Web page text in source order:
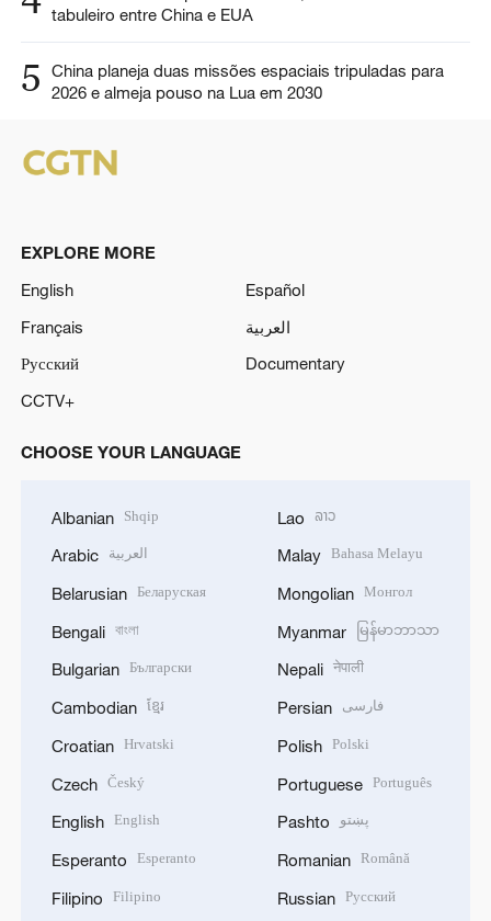
tabuleiro entre China e EUA
5
China planeja duas missões espaciais tripuladas para
2026 e almeja pouso na Lua em 2030
EXPLORE MORE
English
Español
Français
العربية
Русский
Documentary
CCTV+
CHOOSE YOUR LANGUAGE
Albanian Shqip
Arabic العربية
Belarusian Беларуская
Bengali বাংলা
Bulgarian Български
Cambodian ខ្មែរ
Croatian Hrvatski
Czech Český
English English
Esperanto Esperanto
Filipino Filipino
Lao ລາວ
Malay Bahasa Melayu
Mongolian Монгол
Myanmar မြန်မာဘာသာ
Nepali नेपाली
Persian فارسی
Polish Polski
Portuguese Português
Pashto پښتو
Romanian Română
Russian Русский